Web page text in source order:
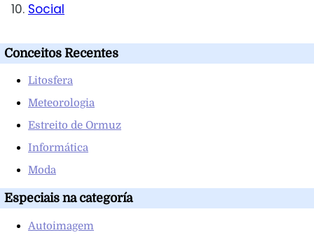
Social
Conceitos Recentes
Litosfera
Meteorologia
Estreito de Ormuz
Informática
Moda
Especiais na categoría
Autoimagem